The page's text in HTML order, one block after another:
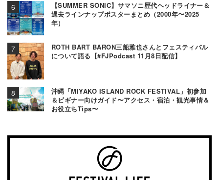
【SUMMER SONIC】サマソニ歴代ヘッドライナー＆
過去ラインナップポスターまとめ（2000年〜2025
年）
ROTH BART BARON三船雅也さんとフェスティバル
について語る【#FJPodcast 11月8日配信】
沖縄「MIYAKO ISLAND ROCK FESTIVAL」初参加
＆ビギナー向けガイド〜アクセス・宿泊・観光事情＆
お役立ちTips〜